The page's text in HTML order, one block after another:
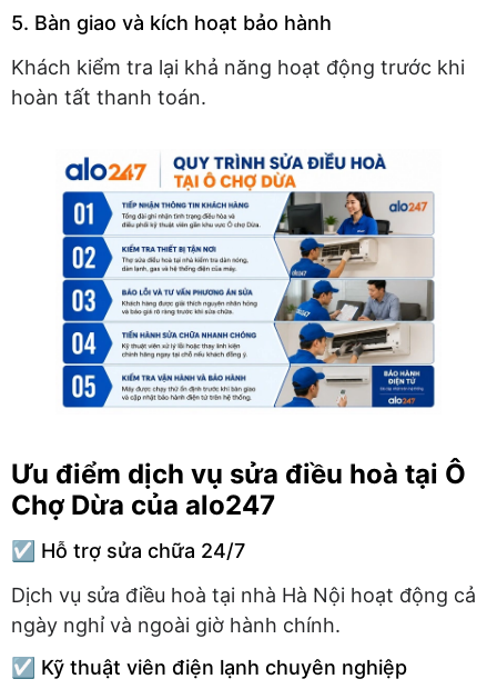
5. Bàn giao và kích hoạt bảo hành
Khách kiểm tra lại khả năng hoạt động trước khi
hoàn tất thanh toán.
Ưu điểm dịch vụ sửa điều hoà tại Ô
Chợ Dừa của alo247
☑️ Hỗ trợ sửa chữa 24/7
Dịch vụ sửa điều hoà tại nhà Hà Nội hoạt động cả
ngày nghỉ và ngoài giờ hành chính.
☑️ Kỹ thuật viên điện lạnh chuyên nghiệp